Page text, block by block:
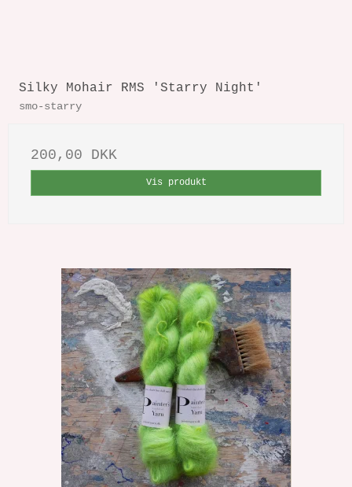
Silky Mohair RMS 'Starry Night'
smo-starry
200,00 DKK
Vis produkt